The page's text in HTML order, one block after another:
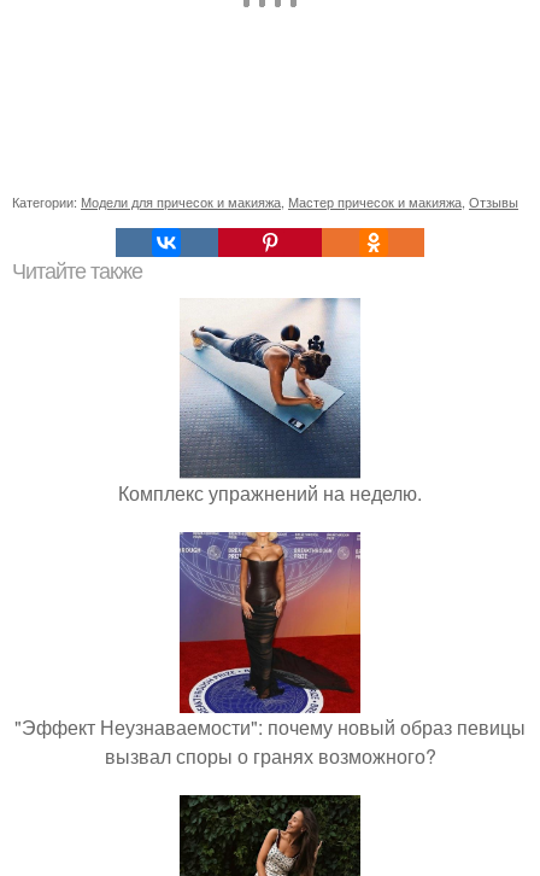
Категории: Модели для причесок и макияжа Мастер причесок и макияжа Отзывы
Читайте также
Комплекс упражнений на неделю.
"Эффект Неузнаваемости": почему новый образ певицы
вызвал споры о гранях возможного?